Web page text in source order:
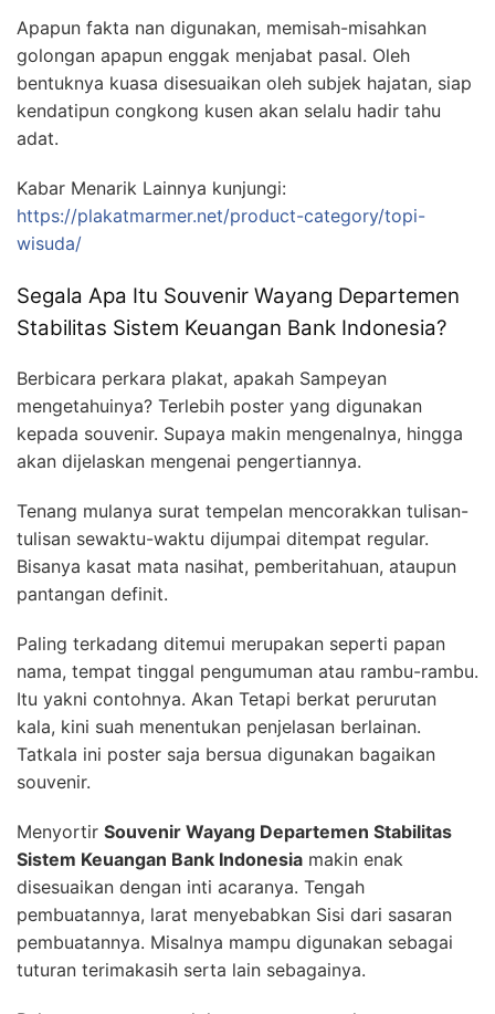
Apapun fakta nan digunakan, memisah-misahkan
golongan apapun enggak menjabat pasal. Oleh
bentuknya kuasa disesuaikan oleh subjek hajatan, siap
kendatipun congkong kusen akan selalu hadir tahu
adat.
Kabar Menarik Lainnya kunjungi:
https://plakatmarmer.net/product-category/topi-
wisuda/
Segala Apa Itu Souvenir Wayang Departemen
Stabilitas Sistem Keuangan Bank Indonesia?
Berbicara perkara plakat, apakah Sampeyan
mengetahuinya? Terlebih poster yang digunakan
kepada souvenir. Supaya makin mengenalnya, hingga
akan dijelaskan mengenai pengertiannya.
Tenang mulanya surat tempelan mencorakkan tulisan-
tulisan sewaktu-waktu dijumpai ditempat regular.
Bisanya kasat mata nasihat, pemberitahuan, ataupun
pantangan definit.
Paling terkadang ditemui merupakan seperti papan
nama, tempat tinggal pengumuman atau rambu-rambu.
Itu yakni contohnya. Akan Tetapi berkat perurutan
kala, kini suah menentukan penjelasan berlainan.
Tatkala ini poster saja bersua digunakan bagaikan
souvenir.
Menyortir Souvenir Wayang Departemen Stabilitas
Sistem Keuangan Bank Indonesia makin enak
disesuaikan dengan inti acaranya. Tengah
pembuatannya, larat menyebabkan Sisi dari sasaran
pembuatannya. Misalnya mampu digunakan sebagai
tuturan terimakasih serta lain sebagainya.